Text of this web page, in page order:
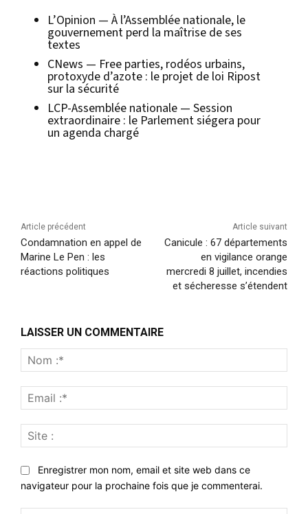
L’Opinion — À l’Assemblée nationale, le
gouvernement perd la maîtrise de ses
textes
CNews — Free parties, rodéos urbains,
protoxyde d’azote : le projet de loi Ripost
sur la sécurité
LCP-Assemblée nationale — Session
extraordinaire : le Parlement siégera pour
un agenda chargé
Article précédent
Condamnation en appel de
Marine Le Pen : les
réactions politiques
Article suivant
Canicule : 67 départements
en vigilance orange
mercredi 8 juillet, incendies
et sécheresse s’étendent
LAISSER UN COMMENTAIRE
:*
:*
:
Enregistrer mon nom, email et site web dans ce
navigateur pour la prochaine fois que je commenterai.